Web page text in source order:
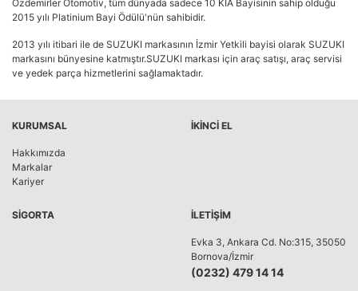
Özdemirler Otomotiv, tüm dünyada sadece 10 KIA Bayisinin sahip olduğu
2015 yılı Platinium Bayi Ödülü'nün sahibidir.
2013 yılı itibari ile de SUZUKI markasının İzmir Yetkili bayisi olarak SUZUKI
markasını bünyesine katmıştır.SUZUKI markası için araç satışı, araç servisi
ve yedek parça hizmetlerini sağlamaktadır.
KURUMSAL
Hakkımızda
Markalar
Kariyer
İKİNCİ EL
SİGORTA İLETİŞİM
Evka 3, Ankara Cd. No:315, 35050
Bornova/İzmir
(0232) 479 14 14